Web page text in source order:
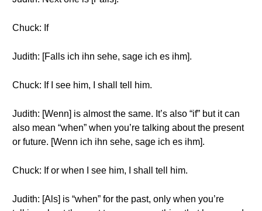
Chuck: If
Judith: [Falls ich ihn sehe, sage ich es ihm].
Chuck: If I see him, I shall tell him.
Judith: [Wenn] is almost the same. It’s also “if” but it can
also mean “when” when you’re talking about the present
or future. [Wenn ich ihn sehe, sage ich es ihm].
Chuck: If or when I see him, I shall tell him.
Judith: [Als] is “when” for the past, only when you’re